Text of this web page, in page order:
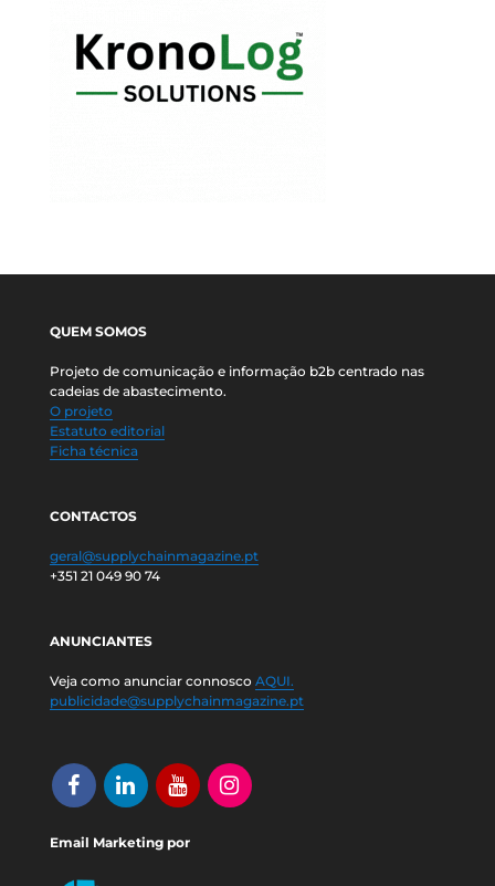
QUEM SOMOS
Projeto de comunicação e informação b2b centrado nas
cadeias de abastecimento.
O projeto
Estatuto editorial
Ficha técnica
CONTACTOS
geral@supplychainmagazine.pt
+351 21 049 90 74
ANUNCIANTES
Veja como anunciar connosco AQUI.
publicidade@supplychainmagazine.pt
Email Marketing por